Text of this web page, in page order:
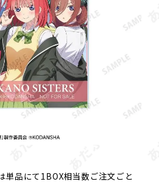
単品にて1BOX相当数ご注文ごと